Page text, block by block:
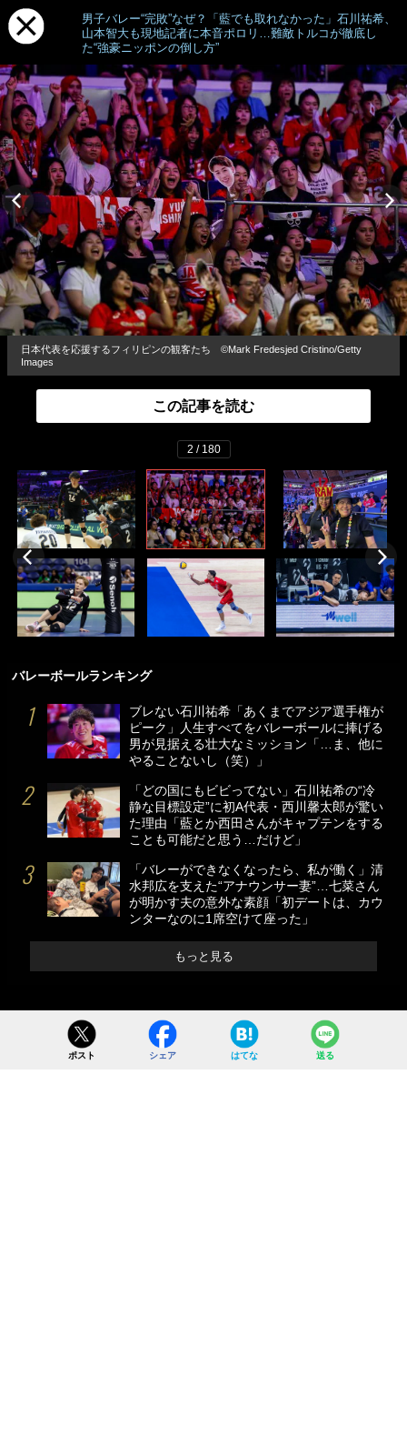
男子バレー“完敗”なぜ？「藍でも取れなかった」石川祐希、
山本智大も現地記者に本音ポロリ…難敵トルコが徹底し
た“強豪ニッポンの倒し方”
日本代表を応援するフィリピンの観客たち ©︎Mark Fredesjed Cristino/Getty
Images
この記事を読む
2 / 180
バレーボールランキング
ブレない石川祐希「あくまでアジア選手権が
ピーク」人生すべてをバレーボールに捧げる
男が見据える壮大なミッション「…ま、他に
やることないし（笑）」
「どの国にもビビってない」石川祐希の“冷
静な目標設定”に初A代表・西川馨太郎が驚い
た理由「藍とか西田さんがキャプテンをする
ことも可能だと思う…だけど」
「バレーができなくなったら、私が働く」清
水邦広を支えた“アナウンサー妻”…七菜さん
が明かす夫の意外な素顔「初デートは、カウ
ンターなのに1席空けて座った」
もっと見る
ポスト シェア はてな 送る